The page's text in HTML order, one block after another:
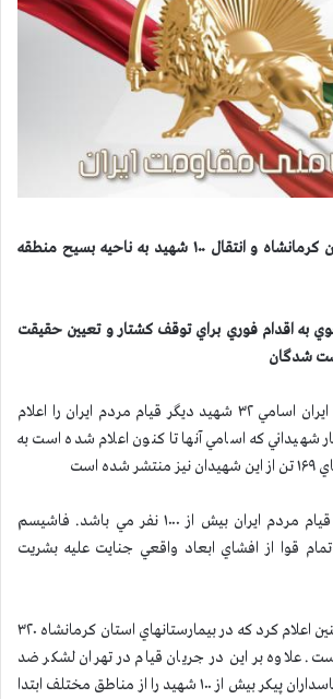
ثبت ۳۲۰ شهيد در استان كرمانشاه و انتقال ۱۰۰ شهيد به ناحيه بسيح منطقه
به اقدام فوري براي توقف كشتار و تعيين حقيقت
شدگان
سازمان مجاهدين خلق ايران اسامي ۳۲ شهيد ديگر قيام مردم ايران را اعلام
شهيداني كه اسامي آنها تا كنون اعلام شده است به
.شمار شهيدان سرفراز قيام مردم ايران بيش از ۱۰۰۰ نفر مي باشد. فاشيسم
قوا از افشاي ابعاد واقعي جنايت عليه بشريت
سازمان مجاهدين همچنين اعلام كرد كه در بيمارستانهاي استان كرمانشاه ۳۲۰
علاوه بر اين در جريان قيام در تهران لشكر ضد
محمد رسول الله سپاه پاسداران پيكر بيش از ۱۰۰ شهيد را از مناطق مختلف ابتدا